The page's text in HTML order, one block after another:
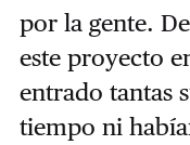
por la gente.
este proyecto
entrado tantas
tiempo ni